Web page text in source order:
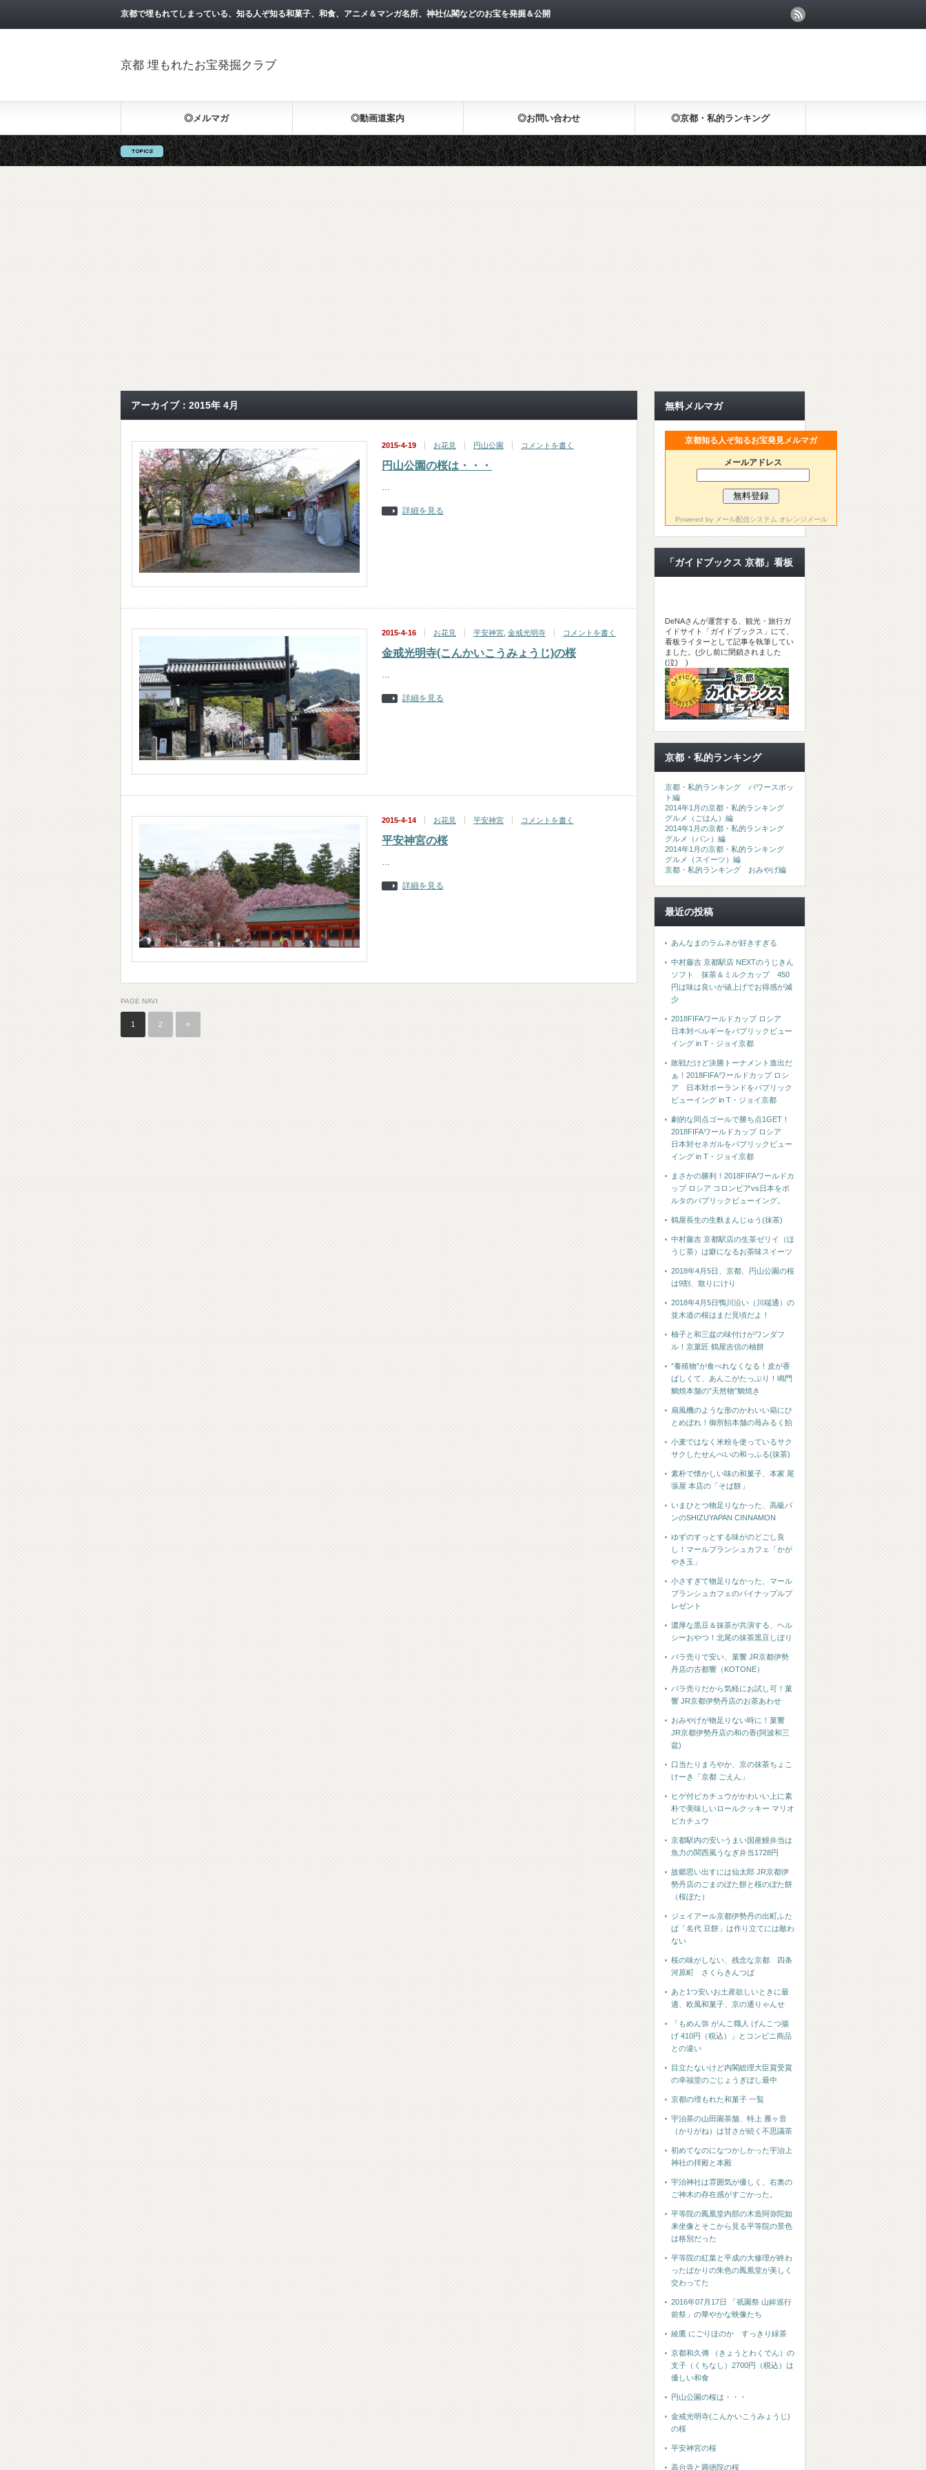
京都で埋もれてしまっている、知る人ぞ知る和菓子、和食、アニメ＆マンガ名所、神社仏閣などのお宝を発掘＆公開
京都 埋もれたお宝発掘クラブ
◎メルマガ ◎動画道案内 ◎お問い合わせ ◎京都・私的ランキング
アーカイブ：2015年 4月
2015-4-19 お花見 円山公園 コメントを書く
円山公園の桜は・・・
…
詳細を見る
2015-4-16 お花見 平安神宮 金戒光明寺 コメントを書く
金戒光明寺(こんかいこうみょうじ)の桜
…
詳細を見る
2015-4-14 お花見 平安神宮 コメントを書く
平安神宮の桜
…
詳細を見る
PAGE NAVI
1 2 »
無料メルマガ
京都知る人ぞ知るお宝発見メルマガ
メールアドレス
Powered by メール配信システム オレンジメール
「ガイドブックス 京都」看板
DeNAさんが運営する、観光・旅行ガ
イドサイト「ガイドブックス」にて、
看板ライターとして記事を執筆してい
ました。(少し前に閉鎖されました
(泣) )
京都・私的ランキング
京都・私的ランキング パワースポッ
ト編
2014年1月の京都・私的ランキング
グルメ（ごはん）編
2014年1月の京都・私的ランキング
グルメ（パン）編
2014年1月の京都・私的ランキング
グルメ（スイーツ）編
京都・私的ランキング おみやげ編
最近の投稿
あんなまのラムネが好きすぎる
中村藤吉 京都駅店 NEXTのうじきん
ソフト 抹茶＆ミルクカップ 450
円は味は良いが値上げでお得感が減
少
2018FIFAワールドカップ ロシア
日本対ベルギーをパブリックビュー
イング in T・ジョイ京都
敗戦だけど決勝トーナメント進出だ
ぁ！2018FIFAワールドカップ ロシ
ア 日本対ポーランドをパブリック
ビューイング in T・ジョイ京都
劇的な同点ゴールで勝ち点1GET！
2018FIFAワールドカップ ロシア
日本対セネガルをパブリックビュー
イング in T・ジョイ京都
まさかの勝利！2018FIFAワールドカ
ップ ロシア コロンビアvs日本をポ
ルタのパブリックビューイング。
鶴屋長生の生麩まんじゅう(抹茶)
中村藤吉 京都駅店の生茶ゼリイ（ほ
うじ茶）は癖になるお茶味スイーツ
2018年4月5日、京都、円山公園の桜
は9割、散りにけり
2018年4月5日鴨川沿い（川端通）の
並木道の桜はまだ見頃だよ！
柚子と和三盆の味付けがワンダフ
ル！京菓匠 鶴屋吉信の柚餅
”養殖物”が食べれなくなる！皮が香
ばしくて、あんこがたっぷり！鳴門
鯛焼本舗の”天然物”鯛焼き
扇風機のような形のかわいい箱にひ
とめぼれ！御所飴本舗の苺みるく飴
小麦ではなく米粉を使っているサク
サクしたせんべいの和っふる(抹茶)
素朴で懐かしい味の和菓子、本家 尾
張屋 本店の「そば餅」
いまひとつ物足りなかった、高級パ
ンのSHIZUYAPAN CINNAMON
ゆずのすっとする味がのどごし良
し！マールブランシュカフェ「かが
やき玉」
小さすぎて物足りなかった、マール
ブランシュカフェのパイナップルプ
レゼント
濃厚な黒豆＆抹茶が共演する、ヘル
シーおやつ！北尾の抹茶黒豆しぼり
バラ売りで安い、菓響 JR京都伊勢
丹店の古都響（KOTONE）
バラ売りだから気軽にお試し可！菓
響 JR京都伊勢丹店のお茶あわせ
おみやげが物足りない時に！菓響
JR京都伊勢丹店の和の香(阿波和三
盆)
口当たりまろやか、京の抹茶ちょこ
けーき「京都 ごえん」
ヒゲ付ピカチュウがかわいい上に素
朴で美味しいロールクッキー マリオ
ピカチュウ
京都駅内の安いうまい国産鰻弁当は
魚力の関西風うなぎ弁当1728円
故郷思い出すには仙太郎 JR京都伊
勢丹店のごまのぼた餅と桜のぼた餅
（桜ぼた）
ジェイアール京都伊勢丹の出町ふた
ば「名代 豆餅」は作り立てには敵わ
ない
桜の味がしない、残念な京都 四条
河原町 さくらきんつば
あと1つ安いお土産欲しいときに最
適、欧風和菓子、京の通りゃんせ
「もめん弥 がんこ職人 げんこつ揚
げ 410円（税込）」とコンビニ商品
との違い
目立たないけど内閣総理大臣賞受賞
の幸福堂のごじょうぎぼし最中
京都の埋もれた和菓子 一覧
宇治茶の山田園茶舗、特上 雁ヶ音
（かりがね）は甘さが続く不思議茶
初めてなのになつかしかった宇治上
神社の拝殿と本殿
宇治神社は雰囲気が優しく、右奥の
ご神木の存在感がすごかった。
平等院の鳳凰堂内部の木造阿弥陀如
来坐像とそこから見る平等院の景色
は格別だった
平等院の紅葉と平成の大修理が終わ
ったばかりの朱色の鳳凰堂が美しく
交わってた
2016年07月17日 「祇園祭 山鉾巡行
前祭」の華やかな映像たち
綾鷹 にごりほのか すっきり緑茶
京都和久傳 （きょうとわくでん）の
支子（くちなし）2700円（税込）は
優しい和食
円山公園の桜は・・・
金戒光明寺(こんかいこうみょうじ)
の桜
平安神宮の桜
高台寺と圓徳院の桜